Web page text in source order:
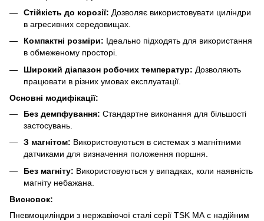
Стійкість до корозії: Дозволяє використовувати циліндри
в агресивних середовищах.
Компактні розміри: Ідеально підходять для використання
в обмеженому просторі.
Широкий діапазон робочих температур: Дозволяють
працювати в різних умовах експлуатації.
Основні модифікації:
Без демпфування: Стандартне виконання для більшості
застосувань.
З магнітом: Використовуються в системах з магнітними
датчиками для визначення положення поршня.
Без магніту: Використовуються у випадках, коли наявність
магніту небажана.
Висновок:
Пневмоциліндри з нержавіючої сталі серії TSK МА є надійним